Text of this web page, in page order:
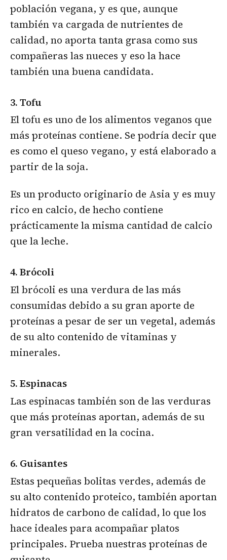
población vegana, y es que, aunque
también va cargada de nutrientes de
calidad, no aporta tanta grasa como sus
compañeras las nueces y eso la hace
también una buena candidata.
3. Tofu
El tofu es uno de los alimentos veganos que
más proteínas contiene. Se podría decir que
es como el queso vegano, y está elaborado a
partir de la soja.
Es un producto originario de Asia y es muy
rico en calcio, de hecho contiene
prácticamente la misma cantidad de calcio
que la leche.
4. Brócoli
El brócoli es una verdura de las más
consumidas debido a su gran aporte de
proteínas a pesar de ser un vegetal, además
de su alto contenido de vitaminas y
minerales.
5. Espinacas
Las espinacas también son de las verduras
que más proteínas aportan, además de su
gran versatilidad en la cocina.
6. Guisantes
Estas pequeñas bolitas verdes, además de
su alto contenido proteico, también aportan
hidratos de carbono de calidad, lo que los
hace ideales para acompañar platos
principales. Prueba nuestras proteínas de